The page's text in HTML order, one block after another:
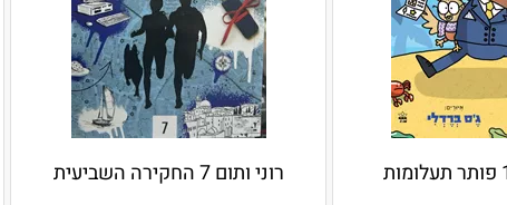
רוני ותום 7 החקירה השביעית